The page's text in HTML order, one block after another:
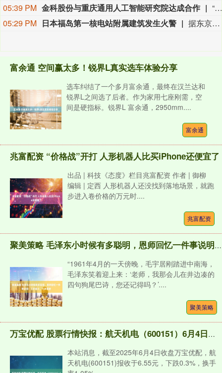
05:39 PM 金科股份与重庆通用人工智能研究院达成合作
“金科股份”公众号消息，2026年8月，金科地产集团股份有限公司（简称“金科股份”）与重庆通用人工智能研究院在重庆正式签署全方位合作协议。双方将依托通用人工智能前沿技术，落地不动产全场景智慧解决方案，合力打造重庆“人工智能+不动产”产业标杆项目。
05:29 PM 日本福岛第一核电站附属建筑发生火警 据东京电力公司消息，当地时间8日15时35分左右，日本福岛第一核电站5号、6号机组服务建筑3、4层的火灾报警器发生启动。东京电力公司于当天16时01分向双叶消防本部报警。随后，消防部门赶赴现场确认，但未发现明火或冒烟。事件对核电站厂区设备没有造成影响，监测点以及厂区边界的尘埃监测仪等所测得的放射线量也未发现异常。（央视新闻）
富余通 空间赢太多！锐界L真实选车体验分享
选车纠结了一个多月富余通，最终在汉兰达和
锐界L之间选了后者。作为家用七座刚需，空
间是硬指标。锐界L 富余通，2950mm....
富余通
兆富配资 “价格战”开打 人形机器人比买iPhone还便宜了
出品 | 科技《态度》栏目兆富配资 作者 | 御柳
编辑 | 定西 人形机器人还没找到落地场景，就跑
步进入卷价格的万元时....
兆富配资
聚美策略 毛泽东小时候有多聪明，恩师回忆一件事说明：三岁看小，七岁看老
“1961年4月的一天傍晚，毛宇居刚踏进中南海，
毛泽东笑着迎上来：‘老师，我那会儿在井边凑的
四句狗尾巴诗，您还记得吗？’....
聚美策略
万宝优配 股票行情快报：航天机电（600151）6月4日主力资金净卖出2543.74万元
本站消息，截至2025年6月4日收盘万宝优配，航
天机电(600151)报收于6.55元，下跌0.3%，换手